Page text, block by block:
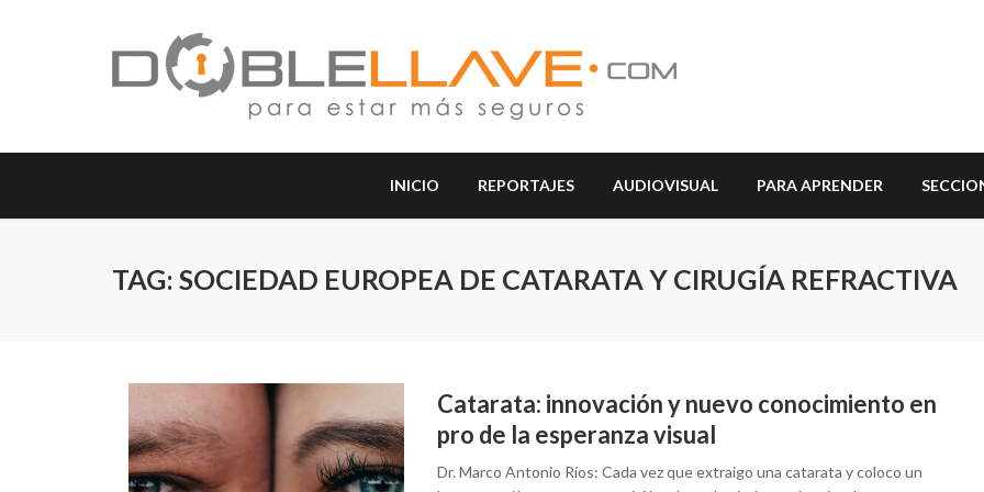
INICIO REPORTAJES AUDIOVISUAL PARA APRENDER
TAG: SOCIEDAD EUROPEA DE CATARATA Y CIRUGÍA REFRACTIVA
Catarata: innovación y nuevo conocimiento en
pro de la esperanza visual
Dr. Marco Antonio Ríos: Cada vez que extraigo una catarata y coloco un